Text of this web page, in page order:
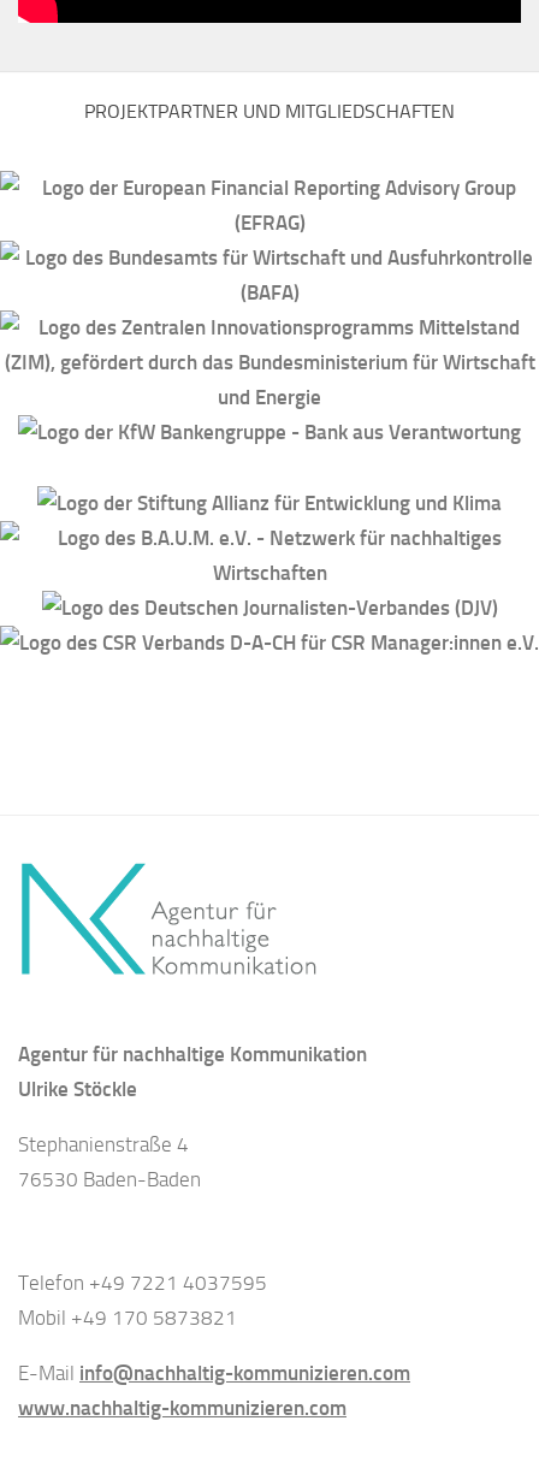
PROJEKTPARTNER UND MITGLIEDSCHAFTEN
Agentur für nachhaltige Kommunikation
Ulrike Stöckle
Stephanienstraße 4
76530 Baden-Baden
Telefon +49 7221 4037595
Mobil +49 170 5873821
E-Mail info@nachhaltig-kommunizieren.com
www.nachhaltig-kommunizieren.com